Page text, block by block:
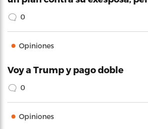
0
Opiniones
Voy a Trump y pago doble
0
Opiniones